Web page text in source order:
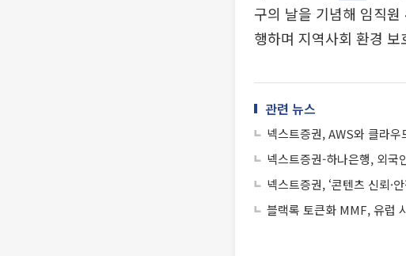
구의 날을 기념해 임직
행하며 지역사회 환경
관련 뉴스
넥스트증권, AWS와 클라
넥스트증권-하나은행, 외국
넥스트증권, ‘콘텐츠 신뢰·
블랙록 토큰화 MMF, 유럽